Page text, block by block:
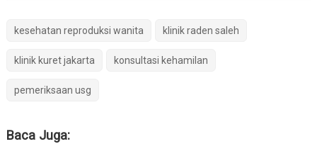
kesehatan reproduksi wanita klinik raden saleh
klinik kuret jakarta konsultasi kehamilan
pemeriksaan usg
Baca Juga: